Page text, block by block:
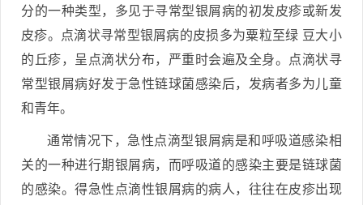
分的一种类型，多见于寻常型银屑病的初发皮疹或新发
皮疹。点滴状寻常型银屑病的皮损多为粟粒至绿 豆大小
的丘疹，呈点滴状分布，严重时会遍及全身。点滴状寻
常型银屑病好发于急性链球菌感染后，发病者多为儿童
和青年。
通常情况下，急性点滴型银屑病是和呼吸道感染相
关的一种进行期银屑病，而呼吸道的感染主要是链球菌
的感染。得急性点滴性银屑病的病人，往往在皮疹出现